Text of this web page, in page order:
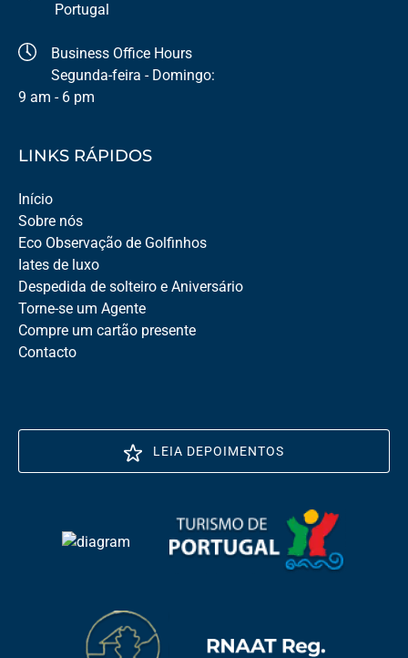
Portugal
Business Office Hours
Segunda-feira - Domingo:
9 am - 6 pm
LINKS RÁPIDOS
Início
Sobre nós
Eco Observação de Golfinhos
Iates de luxo
Despedida de solteiro e Aniversário
Torne-se um Agente
Compre um cartão presente
Contacto
LEIA DEPOIMENTOS
new
window)
Gallery